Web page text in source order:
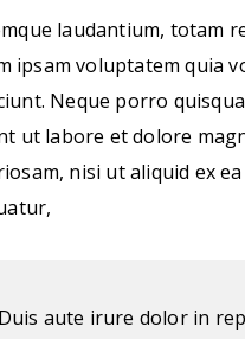
laudantium, totam
ipsam voluptatem quia
Neque porro
ut labore et dolore
nisi ut aliquid ex
aute irure dolor in